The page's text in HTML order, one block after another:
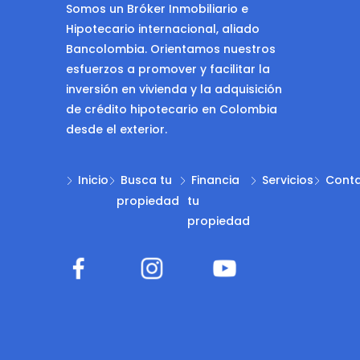
Somos un Bróker Inmobiliario e
Hipotecario internacional, aliado
Bancolombia. Orientamos nuestros
esfuerzos a promover y facilitar la
inversión en vivienda y la adquisición
de crédito hipotecario en Colombia
desde el exterior.
Inicio
Busca tu
propiedad
Financia
tu
propiedad
Servicios